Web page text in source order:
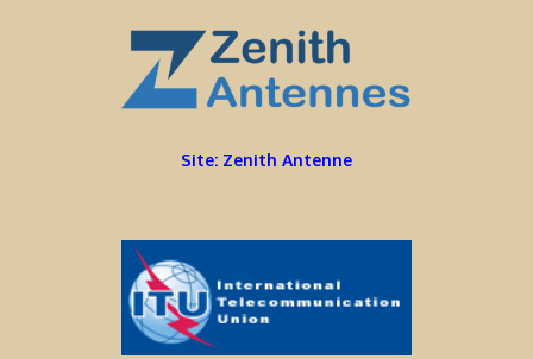
Site: Zenith Antenne